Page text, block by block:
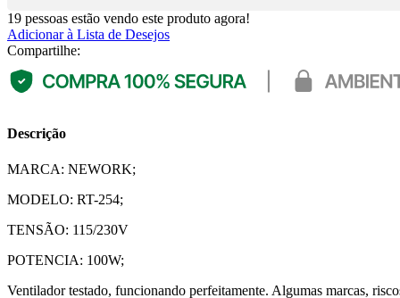
19 pessoas estão vendo este produto agora!
Adicionar à Lista de Desejos
Compartilhe:
Descrição
MARCA: NEWORK;
MODELO: RT-254;
TENSÃO: 115/230V
POTENCIA: 100W;
Ventilador testado, funcionando perfeitamente. Algumas marcas,